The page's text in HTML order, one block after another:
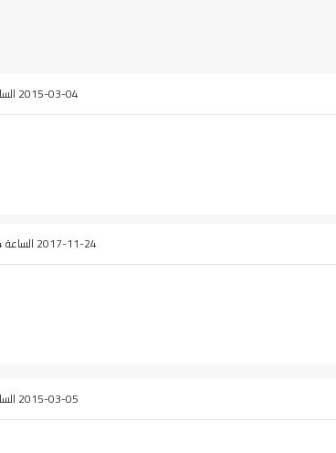
2015-03-04 الساعة 15:25
2017-11-24 الساعة 00:14
2015-03-05 الساعة 13:09